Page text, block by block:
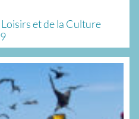
et de la Culture